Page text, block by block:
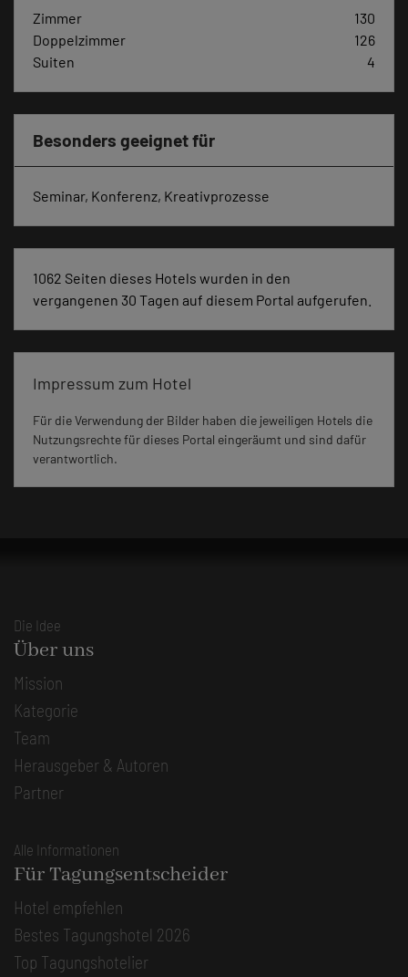
Zimmer
130
Doppelzimmer
126
Suiten
4
Besonders geeignet für
Seminar, Konferenz, Kreativprozesse
1062 Seiten dieses Hotels wurden in den
vergangenen 30 Tagen auf diesem Portal aufgerufen.
Impressum zum Hotel
Für die Verwendung der Bilder haben die jeweiligen Hotels die
Nutzungsrechte für dieses Portal eingeräumt und sind dafür
verantwortlich.
Die Idee
Über uns
Mission
Kategorie
Team
Herausgeber & Autoren
Partner
Alle Informationen
Für Tagungsentscheider
Hotel empfehlen
Bestes Tagungshotel 2026
Top Tagungshotelier